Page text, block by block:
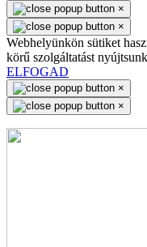
×
×
Webhelyünkön sütiket
körű szolgáltatást
ELFOGAD
×
×